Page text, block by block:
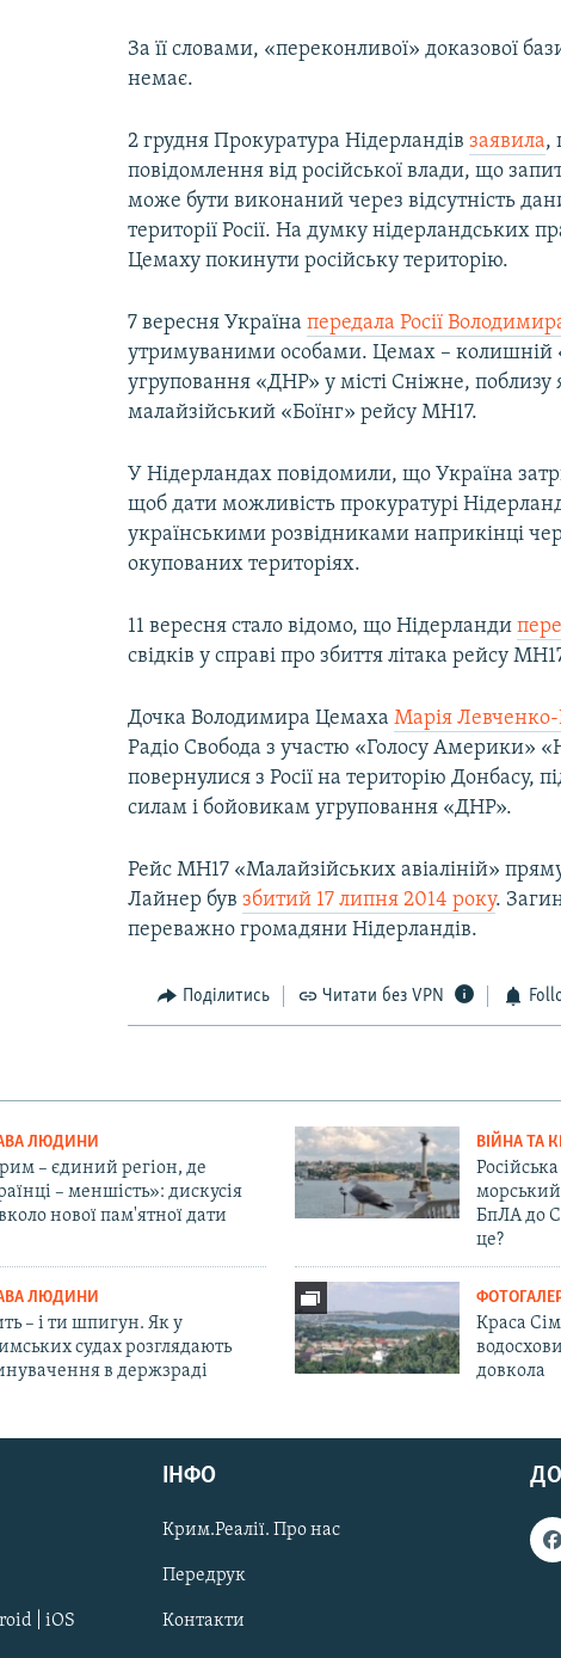
За її словами, «переконливої» доказової
немає.
2 грудня Прокуратура Нідерландівзаявила,
повідомлення від російської влади, що
може бути виконаний через відсутність
території Росії. На думку нідерландських
Цемаху покинути російську територію.
7 вересня Українапередала Росії
утримуваними особами. Цемах – колишній
угруповання «ДНР» у місті Сніжне, поблизу
малайзійський «Боїнг» рейсу MH17.
У Нідерландах повідомили, що Україна
щоб дати можливість прокуратурі
українськими розвідниками наприкінці
окупованих територіях.
11 вересня стало відомо, що Нідерланди
свідків у справі про збиття літака рейсу
Дочка Володимира ЦемахаМарія
Радіо Свобода з участю «Голосу Америки»
повернулися з Росії на територію Донбасу,
силам і бойовикам угруповання «ДНР».
Рейс МН17 «Малайзійських авіаліній»
Лайнер бувзбитий 17 липня 2014 року.
переважно громадяни Нідерландів.
Поділитись Читати без VPN
ЛЮДИНИ
– єдиний регіон, де
– меншість»: дискусія
нової пам'ятної дати
ВІЙНА ТА
БпЛА до
це?
ЛЮДИНИ
– і ти шпигун. Як у
судах розглядають
в держзраді
Краса
довкола
| iOS
ІНФО
Крим.Реалії. Про нас
Передрук
Контакти